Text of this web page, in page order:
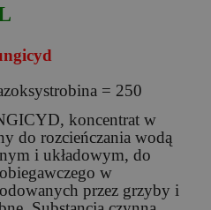
= 250
koncentrat w
do rozcieńczania wodą
i układowym, do
w
przez grzyby i